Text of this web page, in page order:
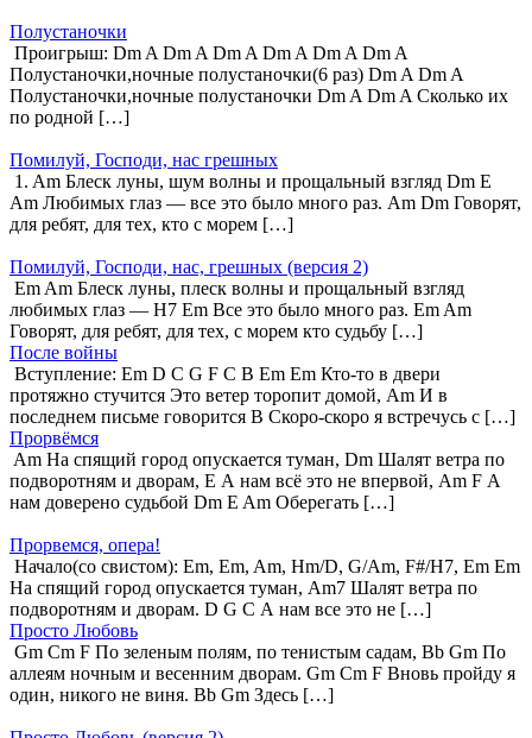
Полустаночки
Проигрыш: Dm A Dm A Dm A Dm A Dm A Dm A
Полустаночки,ночные полустаночки(6 раз) Dm A Dm A
Полустаночки,ночные полустаночки Dm A Dm A Сколько их
по родной […]
Помилуй, Господи, нас грешных
1. Am Блеск луны, шум волны и прощальный взгляд Dm E
Am Любимых глаз — все это было много раз. Am Dm Говорят,
для ребят, для тех, кто с морем […]
Помилуй, Господи, нас, грешных (версия 2)
Em Am Блеск луны, плеск волны и прощальный взгляд
любимых глаз — H7 Em Все это было много раз. Em Am
Говорят, для ребят, для тех, с морем кто судьбу […]
После войны
Вступление: Em D C G F C B Em Em Кто-то в двери
протяжно стучится Это ветер торопит домой, Am И в
последнем письме говорится B Скоро-скоро я встречусь с […]
Прорвёмся
Am На спящий город опускается туман, Dm Шалят ветра по
подворотням и дворам, E А нам всё это не впервой, Am F А
нам доверено судьбой Dm E Am Оберегать […]
Прорвемся, опера!
Начало(со свистом): Em, Em, Am, Hm/D, G/Am, F#/H7, Em Em
На спящий город опускается туман, Am7 Шалят ветра по
подворотням и дворам. D G C А нам все это не […]
Просто Любовь
Gm Cm F По зеленым полям, по тенистым садам, Bb Gm По
аллеям ночным и весенним дворам. Gm Cm F Вновь пройду я
один, никого не виня. Bb Gm Здесь […]